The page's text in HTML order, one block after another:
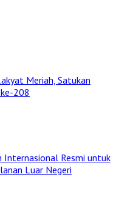
Meriah, Satukan
208
Internasional Resmi untuk
Luar Negeri